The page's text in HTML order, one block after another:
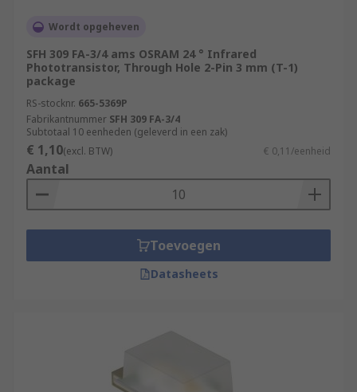
Wordt opgeheven
SFH 309 FA-3/4 ams OSRAM 24 ° Infrared
Phototransistor, Through Hole 2-Pin 3 mm (T-1)
package
RS-stocknr. 665-5369P
Fabrikantnummer SFH 309 FA-3/4
Subtotaal 10 eenheden (geleverd in een zak)
€ 1,10(excl. BTW) € 0,11/eenheid
Aantal
Toevoegen
Datasheets